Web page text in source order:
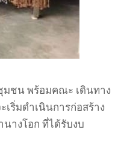
มชน พร้อมคณะ เดินทาง
ริ่มดำเนินการก่อสร้าง
างโอก ที่ได้รับงบ